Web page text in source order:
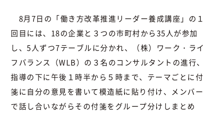
8月7日の「働き方改革推進リーダー養成講座」の１
回目には、18の企業と３つの市町村から35人が参加
し、5人ずつ7テーブルに分かれ、（株）ワーク・ライ
フバランス（WLB）の３名のコンサルタントの進行、
指導の下に午後１時半から５時まで、テーマごとに付
箋に自分の意見を書いて模造紙に貼り付け、メンバー
で話し合いながらその付箋をグループ分けしまとめ